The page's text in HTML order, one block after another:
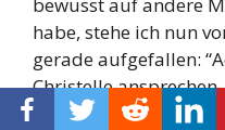
habe, stehe ich nun
gerade aufgefallen:
Christelle
Nosbusch.”Eine “Art